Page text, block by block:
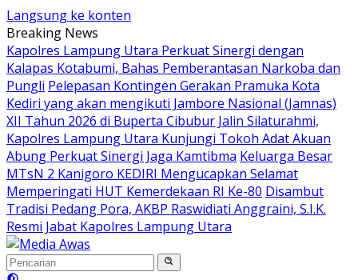
Langsung ke konten
Breaking News
Kapolres Lampung Utara Perkuat Sinergi dengan
Kalapas Kotabumi, Bahas Pemberantasan Narkoba dan
Pungli Pelepasan Kontingen Gerakan Pramuka Kota
Kediri yang akan mengikuti Jambore Nasional (Jamnas)
XII Tahun 2026 di Buperta Cibubur Jalin Silaturahmi,
Kapolres Lampung Utara Kunjungi Tokoh Adat Akuan
Abung Perkuat Sinergi Jaga Kamtibma Keluarga Besar
MTsN 2 Kanigoro KEDIRI Mengucapkan Selamat
Memperingati HUT Kemerdekaan RI Ke-80 Disambut
Tradisi Pedang Pora, AKBP Raswidiati Anggraini, S.I.K.
Resmi Jabat Kapolres Lampung Utara